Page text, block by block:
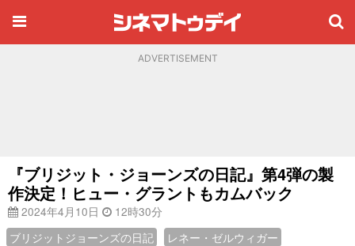
ADVERTISEMENT
『ブリジット・ジョーンズの日記』第4弾の製
作決定！ヒュー・グラントもカムバック
2024年4月10日
12時30分
ブリジットジョーンズの日記
レネー・ゼルウィガー